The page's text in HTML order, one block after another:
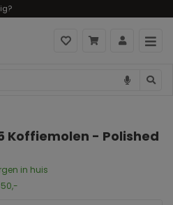
Koffiemolen - Polished
in huis